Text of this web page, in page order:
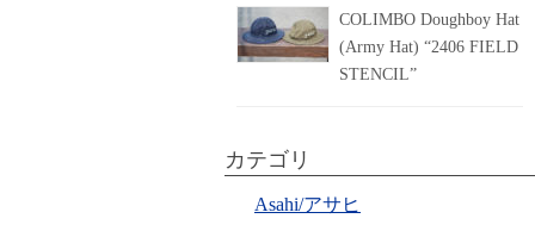
COLIMBO Doughboy Hat
(Army Hat) “2406 FIELD
STENCIL”
カテゴリ
Asahi/アサヒ